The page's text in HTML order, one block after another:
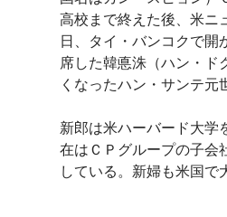
高校まで終えた後、米ニ
日、タイ・バンコクで開
席した韓悳洙（ハン・ド
くなったハン・サンテ元
新郎は米ハーバード大学
在はＣＰグループの子会
している。新婦も米国で